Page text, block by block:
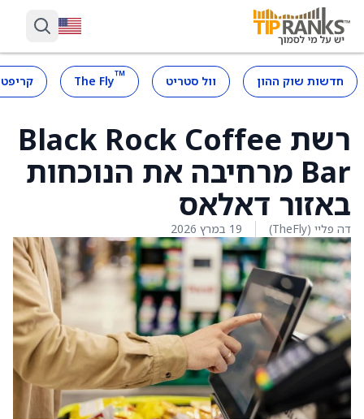
חדשות שוק ההון וול סטריט ™
The Fly
רשת Black Rock Coffee
Bar מרחיבה את הנוכחות
באזור דאלאס
דה פליי (TheFly) 19 במרץ 2026